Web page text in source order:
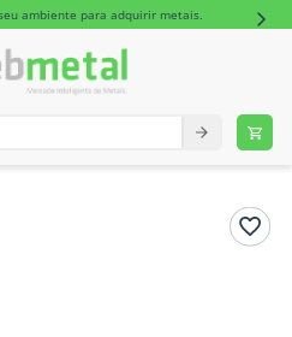
ambiente para adquirir metais.